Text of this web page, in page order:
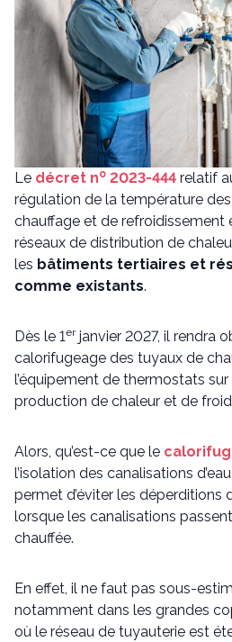
Le décret no 2023-444 relatif
régulation de la température
chauffage et de refroidissement
réseaux de distribution de
les bâtiments tertiaires et
comme existants.
Dès le 1erjanvier 2027, il rendra
calorifugeage des tuyaux de
l’équipement de thermostats
production de chaleur et de
Alors, qu’est-ce que le
l’isolation des canalisations
permet d’éviter les déperditions
lorsque les canalisations
chauffée.
En effet, il ne faut pas sous-
notamment dans les grandes
où le réseau de tuyauterie est